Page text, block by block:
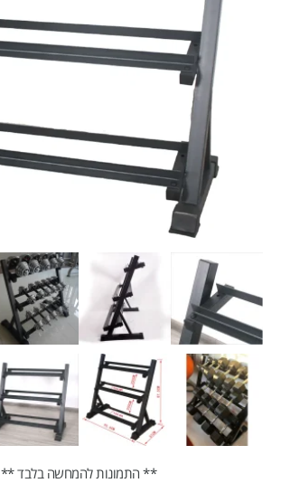
** התמונות להמחשה בלבד **